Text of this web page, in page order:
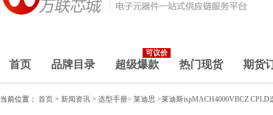
首页 品牌目录
可议价
超级爆款 热门现货 期货
当前位置： 首页 > 新闻资讯 > 选型手册> 莱迪思 >莱迪斯ispMACH4000VBCZ CPLD